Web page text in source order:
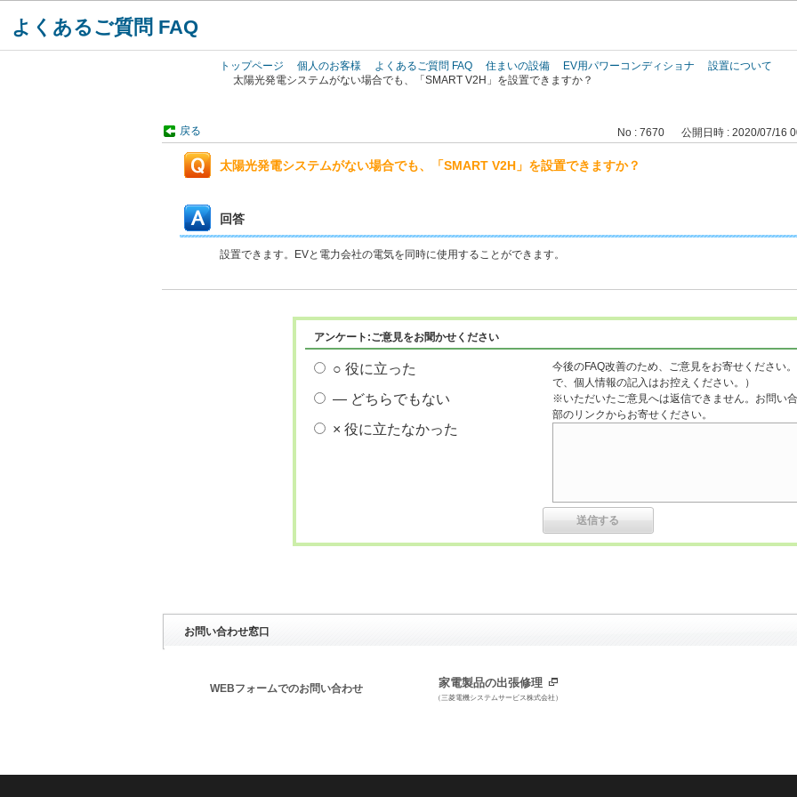
よくあるご質問 FAQ
トップページ 個人のお客様 よくあるご質問 FAQ 住まいの設備 EV用パワーコンディショナ
設置について
太陽光発電システムがない場合でも、「SMART V2H」を設置できますか？
戻る No : 7670 公開日時 : 2020/07/16
太陽光発電システムがない場合でも、「SMART V2H」を設置できますか？
回答
設置できます。EVと電力会社の電気を同時に使用することができます。
アンケート:ご意見をお聞かせください
○ 役に立った
― どちらでもない
× 役に立たなかった
今後のFAQ改善のため、ご意見をお寄せください
で、個人情報の記入はお控えください。）
※いただいたご意見へは返信できません。お問い
部のリンクからお寄せください。
お問い合わせ窓口
WEBフォームでのお問い合わせ 家電製品の出張修理
（三菱電機システムサービス株式会社）